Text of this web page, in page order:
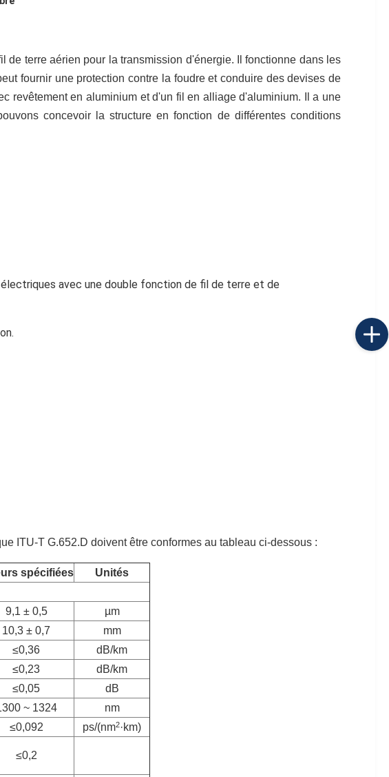
terre aérien pour la transmission d'énergie. Il fonctionne dans les
fournir une protection contre la foudre et conduire des devises de
revêtement en aluminium et d'un fil en alliage d'aluminium. Il a une
concevoir la structure en fonction de différentes conditions
avec une double fonction de fil de terre et de
ITU-T G.652.D doivent être conformes au tableau ci-dessous :
spécifiées
Unités
9,1 ± 0,5
µm
10,3 ± 0,7 mm
≤0,36
dB/km
≤0,23
dB/km
≤0,05
dB
~ 1324
nm
≤0,092 ps/(nm2·km)
≤0,2